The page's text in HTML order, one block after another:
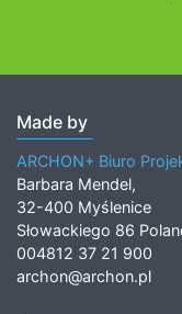
Made by
ARCHON+ Biuro
Barbara Mendel,
32-400 Myślenice
Słowackiego 86
004812 37 21 900
archon@archon.pl